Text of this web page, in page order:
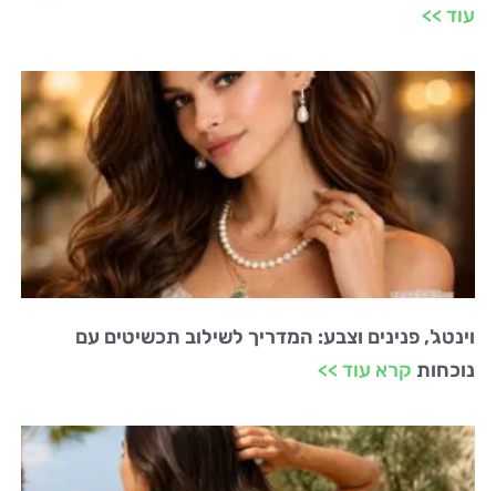
עוד >>
וינטג', פנינים וצבע: המדריך לשילוב תכשיטים עם
נוכחות קרא עוד >>